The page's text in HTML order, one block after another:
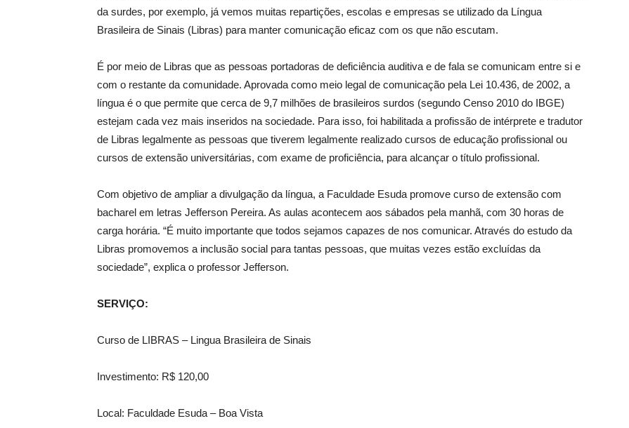
da surdes, por exemplo, já vemos muitas repartições, escolas e empresas se utilizado da Língua
Brasileira de Sinais (Libras) para manter comunicação eficaz com os que não escutam.
É por meio de Libras que as pessoas portadoras de deficiência auditiva e de fala se comunicam entre si e
com o restante da comunidade. Aprovada como meio legal de comunicação pela Lei 10.436, de 2002, a
língua é o que permite que cerca de 9,7 milhões de brasileiros surdos (segundo Censo 2010 do IBGE)
estejam cada vez mais inseridos na sociedade. Para isso, foi habilitada a profissão de intérprete e tradutor
de Libras legalmente as pessoas que tiverem legalmente realizado cursos de educação profissional ou
cursos de extensão universitárias, com exame de proficiência, para alcançar o título profissional.
Com objetivo de ampliar a divulgação da língua, a Faculdade Esuda promove curso de extensão com
bacharel em letras Jefferson Pereira. As aulas acontecem aos sábados pela manhã, com 30 horas de
carga horária. “É muito importante que todos sejamos capazes de nos comunicar. Através do estudo da
Libras promovemos a inclusão social para tantas pessoas, que muitas vezes estão excluídas da
sociedade”, explica o professor Jefferson.
SERVIÇO:
Curso de LIBRAS – Lingua Brasileira de Sinais
Investimento: R$ 120,00
Local: Faculdade Esuda – Boa Vista